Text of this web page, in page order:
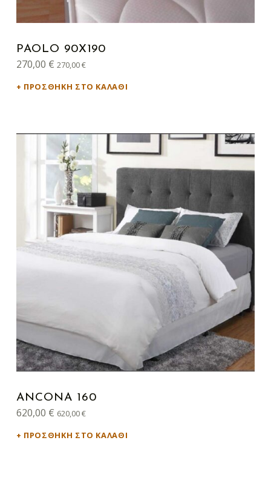
PAOLO 90X190
270,00 € 270,00€
ΠΡΟΣΘΉΚΗ ΣΤΟ ΚΑΛΆΘΙ
ANCONA 160
620,00 € 620,00€
ΠΡΟΣΘΉΚΗ ΣΤΟ ΚΑΛΆΘΙ